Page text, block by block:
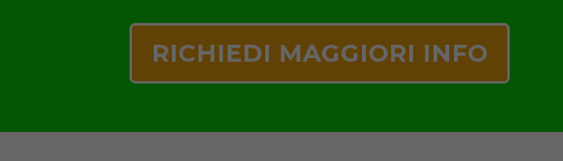
RICHIEDI MAGGIORI INFO